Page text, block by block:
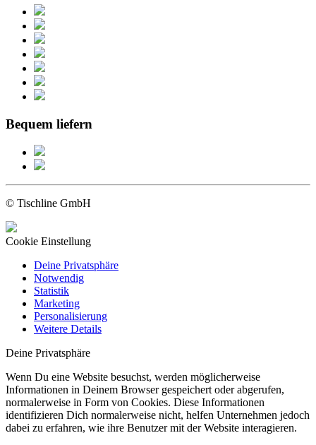
Bequem liefern
© Tischline GmbH
Cookie Einstellung
Deine Privatsphäre
Notwendig
Statistik
Marketing
Personalisierung
Weitere Details
Deine Privatsphäre
Wenn Du eine Website besuchst, werden möglicherweise
Informationen in Deinem Browser gespeichert oder abgerufen,
normalerweise in Form von Cookies. Diese Informationen
identifizieren Dich normalerweise nicht, helfen Unternehmen jedoch
dabei zu erfahren, wie ihre Benutzer mit der Website interagieren.